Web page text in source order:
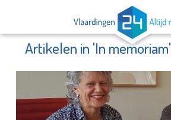
Artikelen in 'In memoriam'